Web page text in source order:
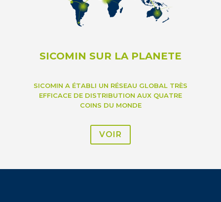
SICOMIN SUR LA PLANETE
SICOMIN A ÉTABLI UN RÉSEAU GLOBAL TRÈS
EFFICACE DE DISTRIBUTION AUX QUATRE
COINS DU MONDE
VOIR